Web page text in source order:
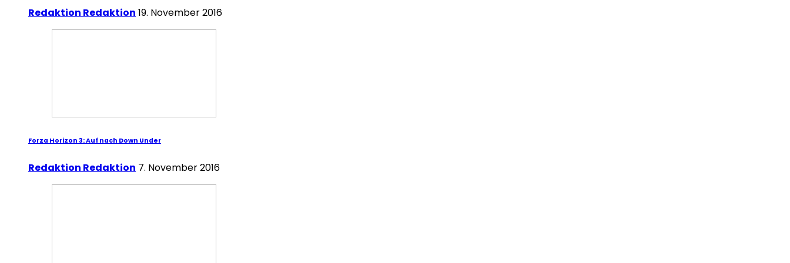
Redaktion Redaktion 19. November 2016
Forza Horizon 3: Auf nach Down Under
Redaktion Redaktion 7. November 2016